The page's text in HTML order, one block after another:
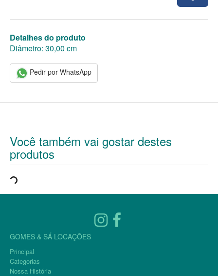
Detalhes do produto
Diâmetro: 30,00 cm
Pedir por WhatsApp
Você também vai gostar destes
produtos
GOMES & SÁ LOCAÇÕES
Principal
Categorias
Nossa História